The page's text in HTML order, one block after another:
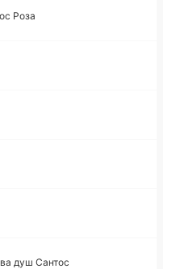
Роза
душ Сантос